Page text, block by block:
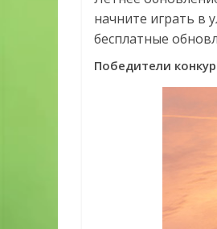
начните играть в
бесплатные
Победители